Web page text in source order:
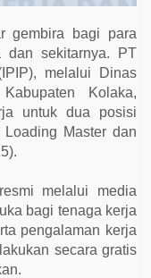
gembira bagi para
dan sekitarnya. PT
melalui Dinas
Kolaka,
untuk dua posisi
Master dan
melalui media
bagi tenaga kerja
pengalaman kerja
secara gratis